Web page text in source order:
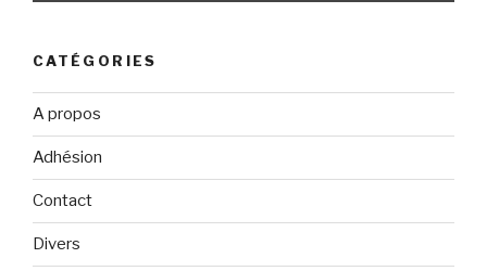
CATÉGORIES
A propos
Adhésion
Contact
Divers